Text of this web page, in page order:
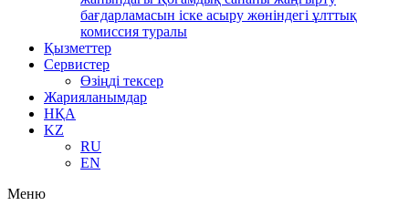
бағдарламасын іске асыру жөніндегі ұлттық
комиссия туралы
Қызметтер
Сервистер
Өзіңді тексер
Жарияланымдар
НҚА
KZ
RU
EN
Меню